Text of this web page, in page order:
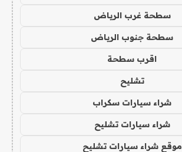
سطحة غرب الرياض
سطحة جنوب الرياض
اقرب سطحة
تشليح
شراء سيارات سكراب
شراء سيارات تشليح
موقع شراء سيارات تشليح